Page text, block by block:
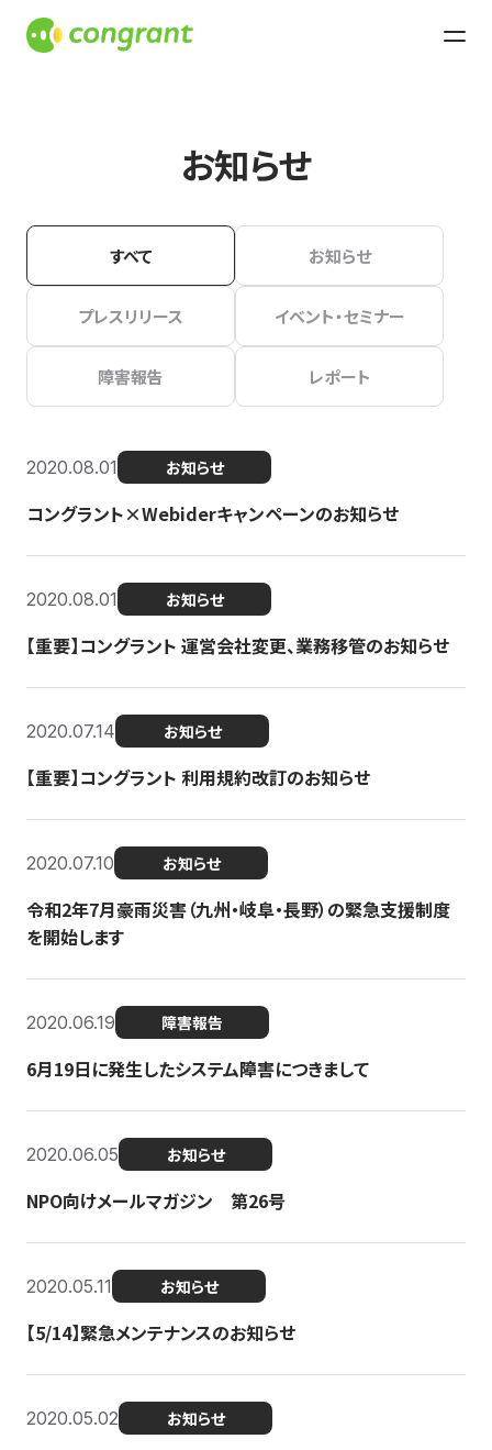
お知らせ
すべて お知らせ
プレスリリース イベント・セミナー
障害報告 レポート
2020.08.01 お知らせ
コングラント×Webiderキャンペーンのお知らせ
2020.08.01 お知らせ
【重要】コングラント 運営会社変更、業務移管のお知らせ
2020.07.14 お知らせ
【重要】コングラント 利用規約改訂のお知らせ
2020.07.10 お知らせ
令和2年7月豪雨災害（九州・岐阜・長野）の緊急支援制度
を開始します
2020.06.19 障害報告
6月19日に発生したシステム障害につきまして
2020.06.05 お知らせ
NPO向けメールマガジン 第26号
2020.05.11 お知らせ
【5/14】緊急メンテナンスのお知らせ
2020.05.02 お知らせ